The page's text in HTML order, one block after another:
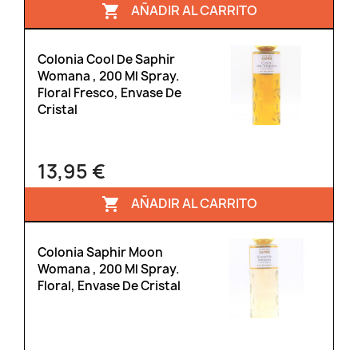
 AÑADIR AL CARRITO
Colonia Cool De Saphir
Womana , 200 Ml Spray.
Floral Fresco, Envase De
Cristal
13,95 €
 AÑADIR AL CARRITO
Colonia Saphir Moon
Womana , 200 Ml Spray.
Floral, Envase De Cristal